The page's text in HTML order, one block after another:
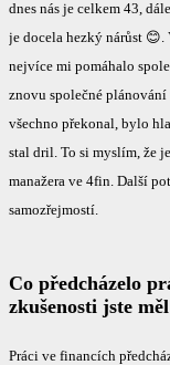
dnes nás je celkem 43,
je docela hezký nárůst
nejvíce mi pomáhalo
znovu společné
všechno překonal, bylo
stal dril. To si myslím, že
manažera ve 4fin. Další
samozřejmostí.
Co předcházelo
zkušenosti jste
Práci ve financích